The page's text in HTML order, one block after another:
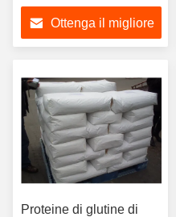
mangimi per
acquacoltura
Ottenga il migliore
Proteine di glutine di